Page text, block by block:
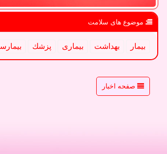
موضوع های سلامت
بیمار بهداشت بیماری پزشك
صفحه اخبار